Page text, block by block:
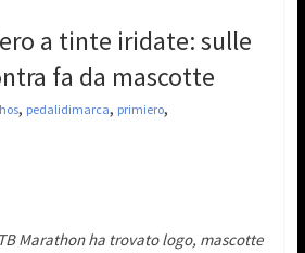
a tinte iridate: sulle
fa da mascotte
, pedalidimarca, primiero,
Marathon ha trovato logo, mascotte